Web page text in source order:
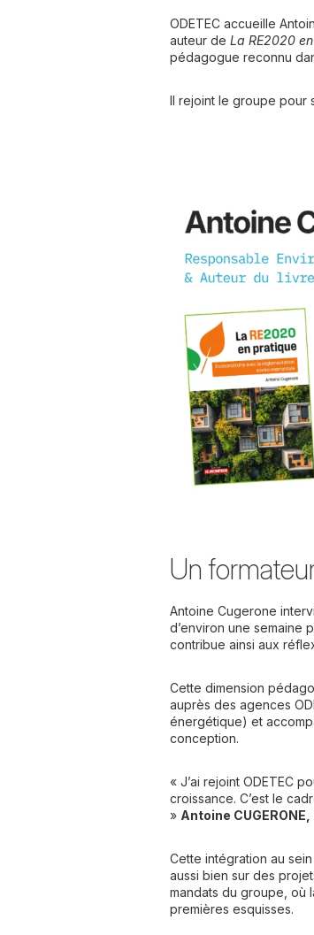
ODETEC accueille
auteur de La RE2020
pédagogue reconnu
Il rejoint le groupe pour
Un
Antoine Cugerone
d’environ une semaine
contribue ainsi aux
Cette dimension
auprès des agences
énergétique) et
conception.
« J’ai rejoint ODETEC
croissance. C’est le
» Antoine
Cette intégration au
aussi bien sur des
mandats du groupe, où
premières esquisses.